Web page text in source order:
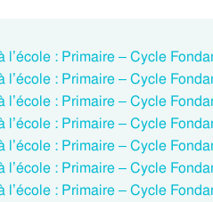
: Primaire – Cycle
: Primaire – Cycle
: Primaire – Cycle
: Primaire – Cycle
: Primaire – Cycle
: Primaire – Cycle
: Primaire – Cycle